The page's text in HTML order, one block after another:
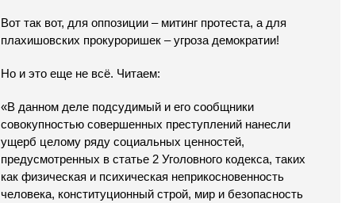
Вот так вот, для оппозиции – митинг протеста, а для
плахишовских прокуроришек – угроза демократии!
Но и это еще не всё. Читаем:
«В данном деле подсудимый и его сообщники
совокупностью совершенных преступлений нанесли
ущерб целому ряду социальных ценностей,
предусмотренных в статье 2 Уголовного кодекса, таких
как физическая и психическая неприкосновенность
человека, конституционный строй, мир и безопасность